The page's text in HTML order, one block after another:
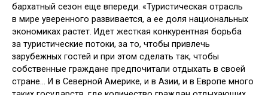
бархатный сезон еще впереди. «Туристическая отрасль
в мире уверенного развивается, а ее доля национальных
экономиках растет. Идет жесткая конкурентная борьба
за туристические потоки, за то, чтобы привлечь
зарубежных гостей и при этом сделать так, чтобы
собственные граждане предпочитали отдыхать в своей
стране… И в Северной Америке, и в Азии, и в Европе много